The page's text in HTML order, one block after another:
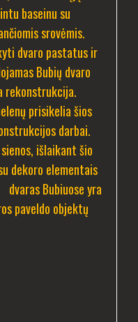
baseinu su
srovėmis.
dvaro pastatus ir
Bubių dvaro
rekonstrukcija.
prisikelia šios
darbai.
išlaikant šio
dekoro elementais
Bubiuose yra
paveldo objektų